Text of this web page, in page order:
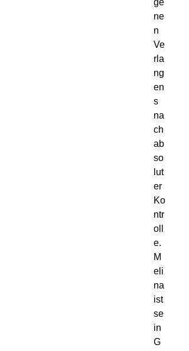
ne
n
Ve
rla
ng
en
s
na
ch
ab
so
lut
er
Ko
ntr
oll
e.
M
eli
na
ist
se
in
G